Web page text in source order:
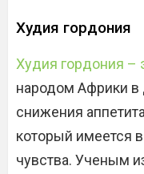
Худия гордония
Худия гордония –
народом Африки в
снижения
который имеется
чувства. Ученым